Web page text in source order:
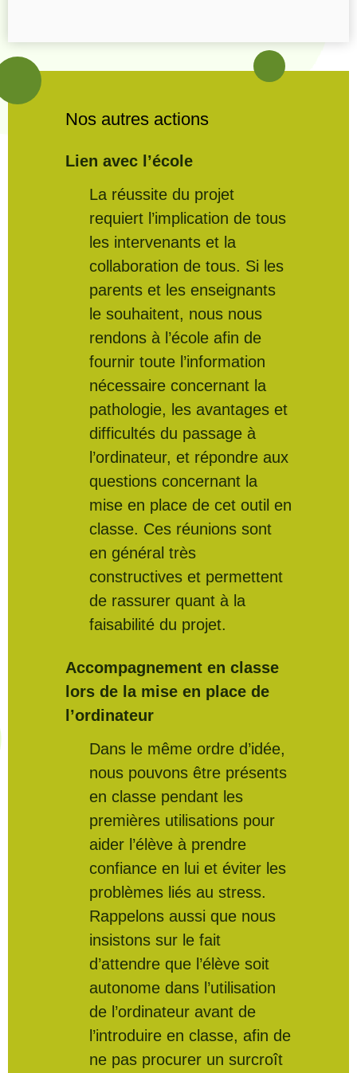
Nos autres actions
Lien avec l’école
La réussite du projet
requiert l’implication de tous
les intervenants et la
collaboration de tous. Si les
parents et les enseignants
le souhaitent, nous nous
rendons à l’école afin de
fournir toute l’information
nécessaire concernant la
pathologie, les avantages et
difficultés du passage à
l’ordinateur, et répondre aux
questions concernant la
mise en place de cet outil en
classe. Ces réunions sont
en général très
constructives et permettent
de rassurer quant à la
faisabilité du projet.
Accompagnement en classe
lors de la mise en place de
l’ordinateur
Dans le même ordre d’idée,
nous pouvons être présents
en classe pendant les
premières utilisations pour
aider l’élève à prendre
confiance en lui et éviter les
problèmes liés au stress.
Rappelons aussi que nous
insistons sur le fait
d’attendre que l’élève soit
autonome dans l’utilisation
de l’ordinateur avant de
l’introduire en classe, afin de
ne pas procurer un surcroît